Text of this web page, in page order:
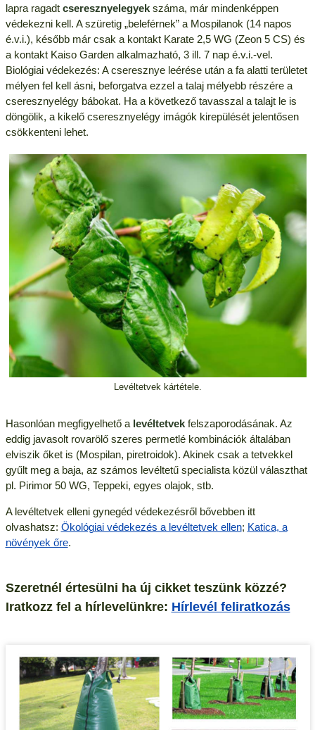
lapra ragadt cseresznyelegyek száma, már mindenképpen
védekezni kell. A szüretig „beleférnek” a Mospilanok (14 napos
é.v.i.), később már csak a kontakt Karate 2,5 WG (Zeon 5 CS) és
a kontakt Kaiso Garden alkalmazható, 3 ill. 7 nap é.v.i.-vel.
Biológiai védekezés: A cseresznye leérése után a fa alatti területet
mélyen fel kell ásni, beforgatva ezzel a talaj mélyebb részére a
cseresznyelégy bábokat. Ha a következő tavasszal a talajt le is
döngölik, a kikelő cseresznyelégy imágók kirepülését jelentősen
csökkenteni lehet.
Levéltetvek kártétele.
Hasonlóan megfigyelhető a levéltetvekfelszaporodásának. Az
eddig javasolt rovarölő szeres permetlé kombinációk általában
elviszik őket is (Mospilan, piretroidok). Akinek csak a tetvekkel
gyűlt meg a baja, az számos levéltetű specialista közül választhat
pl. Pirimor 50 WG, Teppeki, egyes olajok, stb.
A levéltetvek elleni gynegéd védekezésről bővebben itt
olvashatsz: Ökológiai védekezés a levéltetvek ellen; Katica, a
növények őre.
Szeretnél értesülni ha új cikket teszünk közzé?
Iratkozz fel a hírlevelünkre: Hírlevél feliratkozás